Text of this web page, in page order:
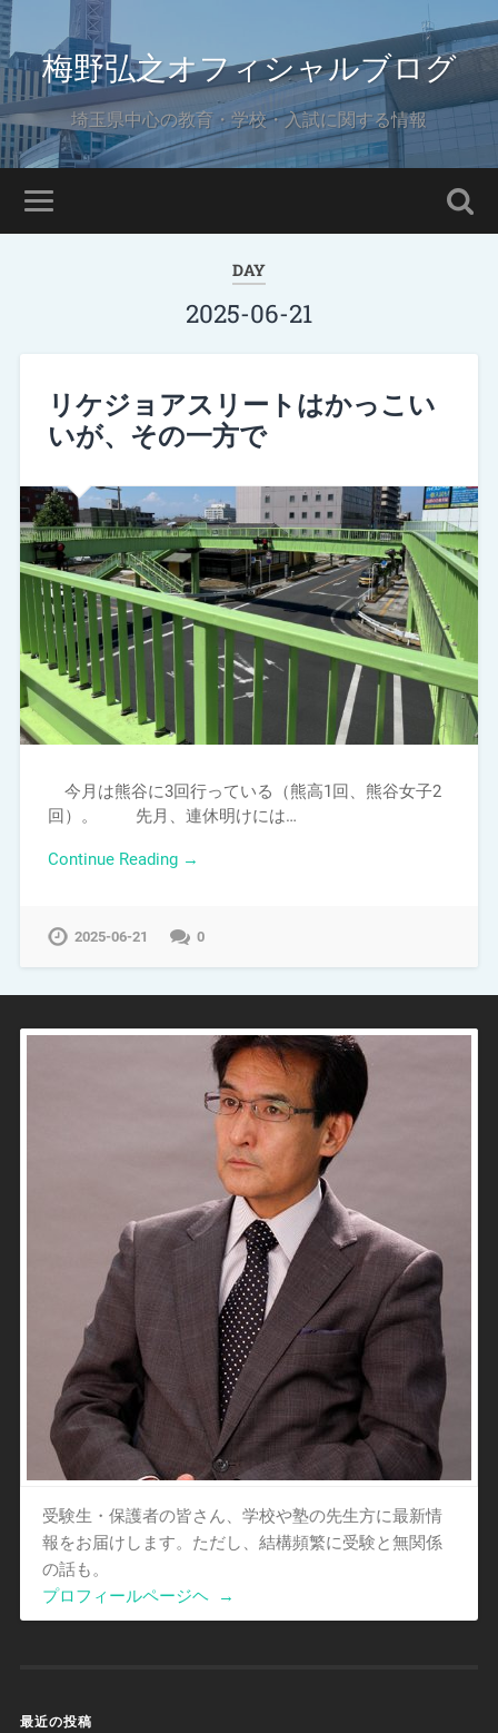
梅野弘之オフィシャルブログ
埼玉県中心の教育・学校・入試に関する情報
DAY
2025-06-21
リケジョアスリートはかっこい
いが、その一方で
今月は熊谷に3回行っている（熊高1回、熊谷女子2
回）。 先月、連休明けには…
Continue Reading →
2025-06-21 0
受験生・保護者の皆さん、学校や塾の先生方に最新情
報をお届けします。ただし、結構頻繁に受験と無関係
の話も。
プロフィールページヘ
→
最近の投稿